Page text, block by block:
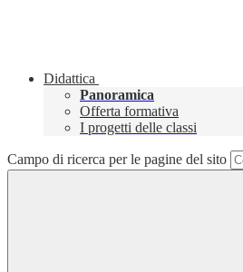
Didattica
Panoramica
Offerta formativa
I progetti delle classi
Campo di ricerca per le pagine del sito